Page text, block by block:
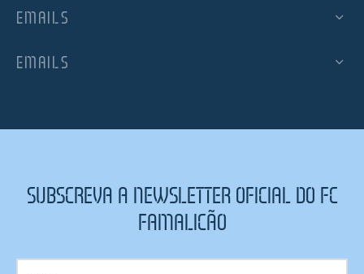
EMAILS
EMAILS
SUBSCREVA A NEWSLETTER OFICIAL DO FC
FAMALICÃO